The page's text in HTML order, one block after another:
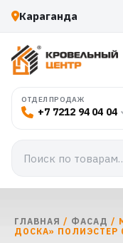
ОТДЕЛ ПРОДАЖ
+7 7212 94 04 04
ГЛАВНАЯ / ФАСАД /
ДОСКА» ПОЛИЭСТЕР